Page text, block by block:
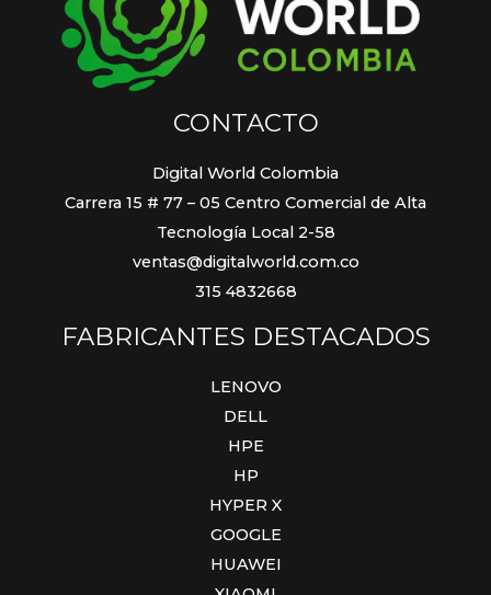
CONTACTO
Digital World Colombia
Carrera 15 # 77 – 05 Centro Comercial de Alta
Tecnología Local 2-58
ventas@digitalworld.com.co
315 4832668
FABRICANTES DESTACADOS
LENOVO
DELL
HPE
HP
HYPER X
GOOGLE
HUAWEI